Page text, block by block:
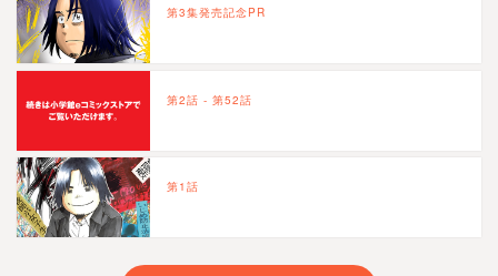
第3集発売記念PR
第2話 - 第52話
第1話